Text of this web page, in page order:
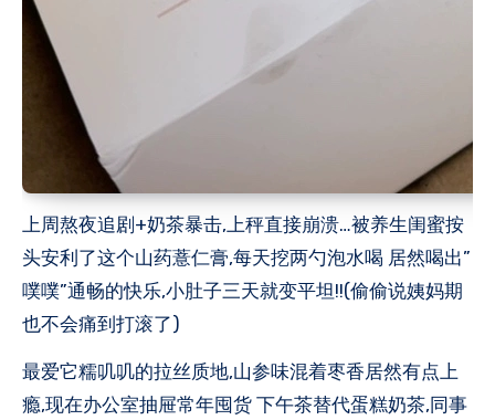
上周熬夜追剧+奶茶暴击,上秤直接崩溃…被养生闺蜜按
头安利了这个山药薏仁膏,每天挖两勺泡水喝 居然喝出”
噗噗”通畅的快乐,小肚子三天就变平坦!!(偷偷说姨妈期
也不会痛到打滚了)
最爱它糯叽叽的拉丝质地,山参味混着枣香居然有点上
瘾,现在办公室抽屉常年囤货 下午茶替代蛋糕奶茶,同事